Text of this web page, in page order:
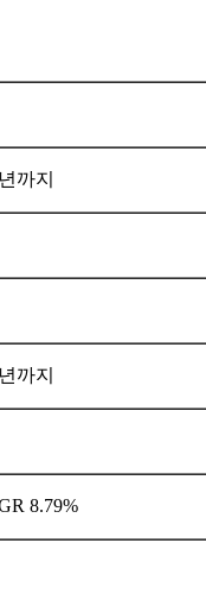
까지
까지
8.79%